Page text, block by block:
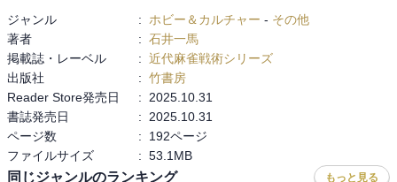
Mリーガーとなった著者の詳細な解説つき。
ジャンル : ホビー＆カルチャー - その他
著者
: 石井一馬
掲載誌・レーベル
: 近代麻雀戦術シリーズ
出版社
: 竹書房
Reader Store発売日
:
2025.10.31
書誌発売日
:
2025.10.31
ページ数
:
192ページ
ファイルサイズ
: 53.1MB
同じジャンルのランキング もっと見る